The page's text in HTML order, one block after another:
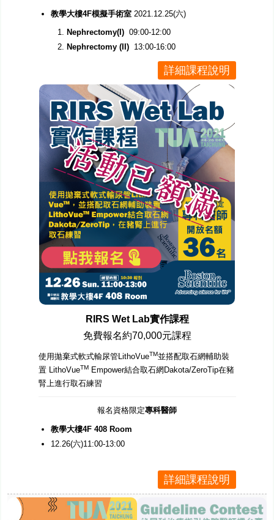
教學大樓4F模擬手術室 2021.12.25(六)
Nephrectomy(I) 09:00-12:00
Nephrectomy (II) 13:00-16:00
詳細課程說明
RIRS Wet Lab實作課程
免費報名約70,000元課程
使用拋棄式軟式輸尿管LithoVueTM並搭配取石網輔助裝
置 LithoVueTMEmpower結合取石網Dakota/ZeroTip在豬
腎上進行取石練習
報名資格限定專科醫師
教學大樓4F 408 Room
12.26(六)11:00-13:00
詳細課程說明